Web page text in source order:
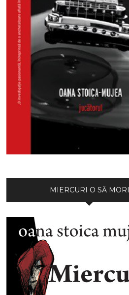
MIERCURI O SĂ MORI